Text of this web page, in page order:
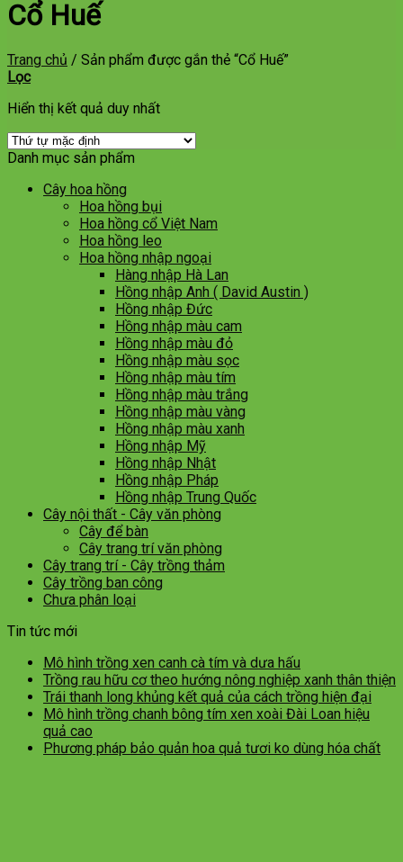
Cổ Huế
Trang chủ / Sản phẩm được gắn thẻ “Cổ Huế”
Lọc
Hiển thị kết quả duy nhất
Danh mục sản phẩm
Cây hoa hồng
Hoa hồng bụi
Hoa hồng cổ Việt Nam
Hoa hồng leo
Hoa hồng nhập ngoại
Hàng nhập Hà Lan
Hồng nhập Anh ( David Austin )
Hồng nhập Đức
Hồng nhập màu cam
Hồng nhập màu đỏ
Hồng nhập màu sọc
Hồng nhập màu tím
Hồng nhập màu trắng
Hồng nhập màu vàng
Hồng nhập màu xanh
Hồng nhập Mỹ
Hồng nhập Nhật
Hồng nhập Pháp
Hồng nhập Trung Quốc
Cây nội thất - Cây văn phòng
Cây để bàn
Cây trang trí văn phòng
Cây trang trí - Cây trồng thảm
Cây trồng ban công
Chưa phân loại
Tin tức mới
Mô hình trồng xen canh cà tím và dưa hấu
Trồng rau hữu cơ theo hướng nông nghiệp xanh thân thiện
Trái thanh long khủng kết quả của cách trồng hiện đại
Mô hình trồng chanh bông tím xen xoài Đài Loan hiệu
quả cao
Phương pháp bảo quản hoa quả tươi ko dùng hóa chất